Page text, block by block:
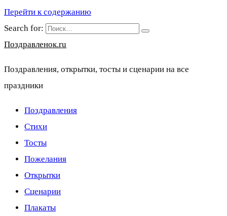
Перейти к содержанию
Search for:
Поздравленок.ru
Поздравления, открытки, тосты и сценарии на все
праздники
Поздравления
Стихи
Тосты
Пожелания
Открытки
Сценарии
Плакаты